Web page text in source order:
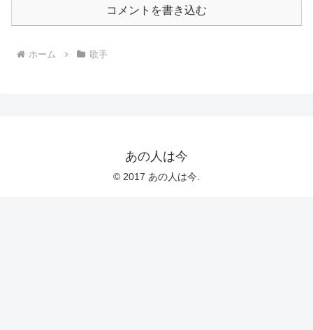
コメントを書き込む
ホーム 歌手
あの人は今
© 2017 あの人は今.